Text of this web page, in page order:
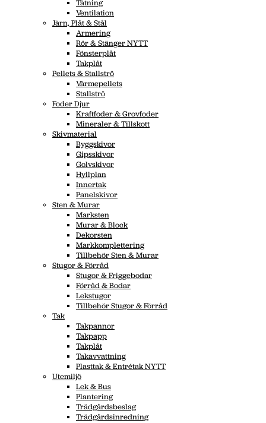
Tätning
Ventilation
Järn, Plåt & Stål
Armering
Rör & Stänger NYTT
Fönsterplåt
Takplåt
Pellets & Stallströ
Värmepellets
Stallströ
Foder Djur
Kraftfoder & Grovfoder
Mineraler & Tillskott
Skivmaterial
Byggskivor
Gipsskivor
Golvskivor
Hyllplan
Innertak
Panelskivor
Sten & Murar
Marksten
Murar & Block
Dekorsten
Markkomplettering
Tillbehör Sten & Murar
Stugor & Förråd
Stugor & Friggebodar
Förråd & Bodar
Lekstugor
Tillbehör Stugor & Förråd
Tak
Takpannor
Takpapp
Takplåt
Takavvattning
Plasttak & Entrétak NYTT
Utemiljö
Lek & Bus
Plantering
Trädgårdsbeslag
Trädgårdsinredning